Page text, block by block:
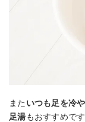
また いつも足を冷
足湯もおすすめで